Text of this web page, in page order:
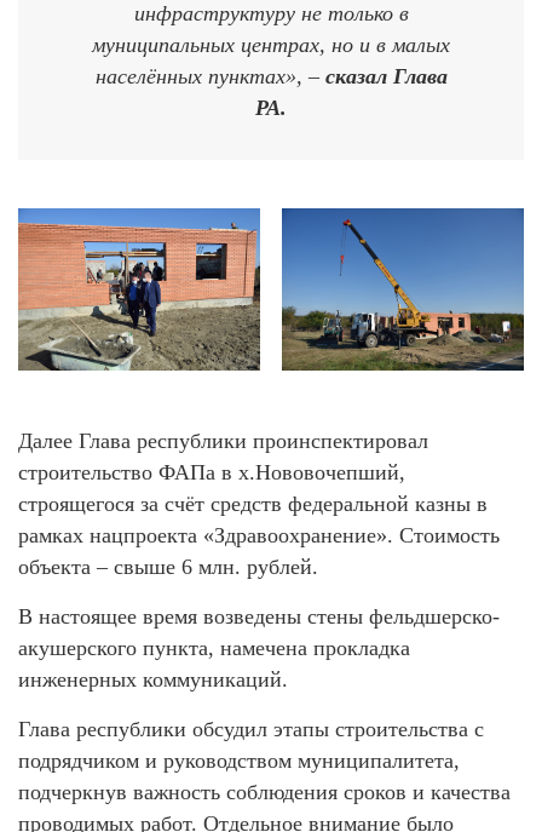
инфраструктуру не только в
муниципальных центрах, но и в малых
населённых пунктах», –сказал Глава
РА.
Далее Глава республики проинспектировал
строительство ФАПа в х.Нововочепший,
строящегося за счёт средств федеральной казны в
рамках нацпроекта «Здравоохранение». Стоимость
объекта – свыше 6 млн. рублей.
В настоящее время возведены стены фельдшерско-
акушерского пункта, намечена прокладка
инженерных коммуникаций.
Глава республики обсудил этапы строительства с
подрядчиком и руководством муниципалитета,
подчеркнув важность соблюдения сроков и качества
проводимых работ. Отдельное внимание было